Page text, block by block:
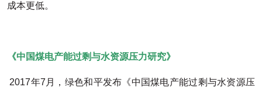
成本更低。
《中国煤电产能过剩与水资源压力研究》
2017年7月，绿色和平发布《中国煤电产能过剩与水资源压